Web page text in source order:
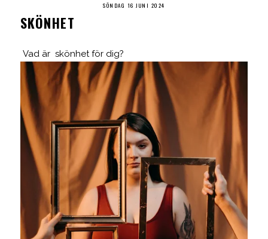
SÖNDAG 16 JUNI 2024
SKÖNHET
Vad är skönhet för dig?